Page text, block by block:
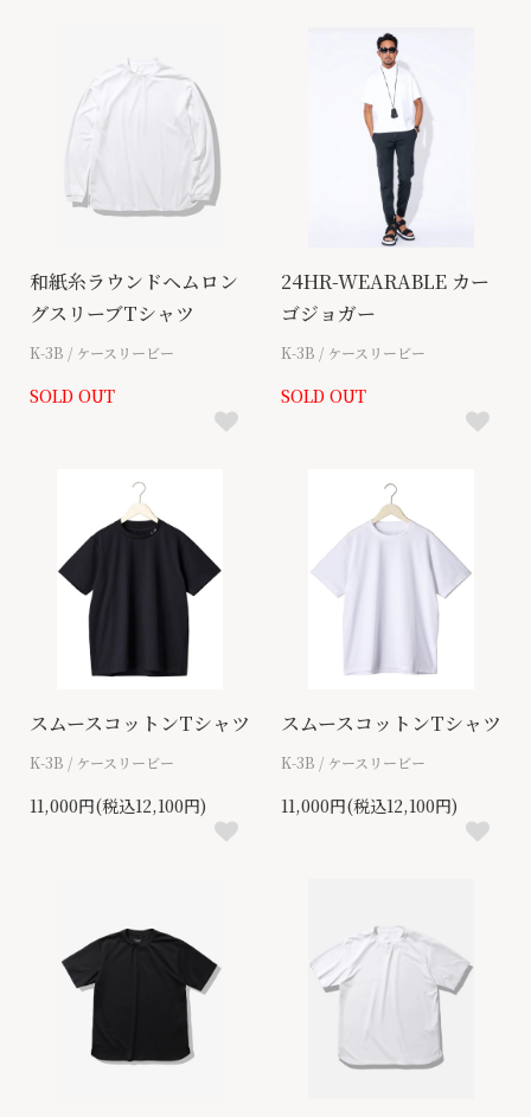
和紙糸ラウンドヘムロン
グスリーブTシャツ
K-3B / ケースリービー
SOLD OUT
24HR-WEARABLE カー
ゴジョガー
K-3B / ケースリービー
SOLD OUT
スムースコットンTシャツ
K-3B / ケースリービー
11,000円(税込12,100円)
スムースコットンTシャツ
K-3B / ケースリービー
11,000円(税込12,100円)